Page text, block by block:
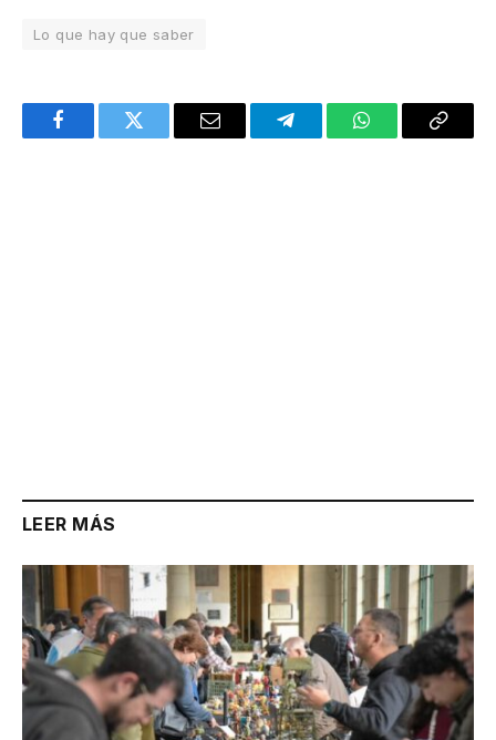
Lo que hay que saber
FacebookTwitter Email TelegramWhatsAppCopy
LEER MÁS